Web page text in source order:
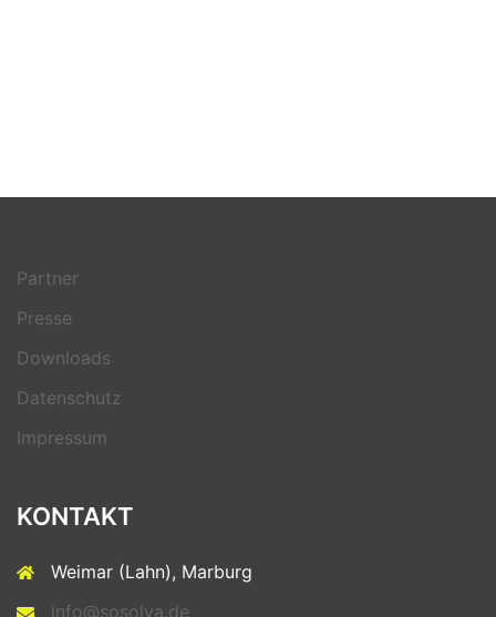
Partner
Presse
Downloads
Datenschutz
Impressum
KONTAKT
Weimar (Lahn), Marburg
info@sosolya.de